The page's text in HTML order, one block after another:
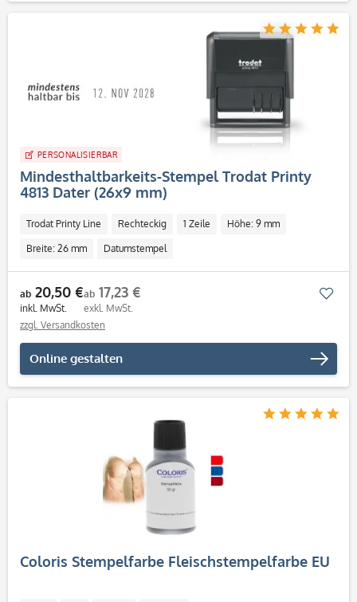
PERSONALISIERBAR
Mindesthaltbarkeits-Stempel Trodat Printy
4813 Dater (26x9 mm)
Trodat Printy Line Rechteckig 1 Zeile Höhe: 9 mm
Breite: 26 mm Datumstempel
ab 20,50 €
inkl. MwSt.
ab 17,23 €
exkl. MwSt.
zzgl. Versandkosten
Online gestalten
Coloris Stempelfarbe Fleischstempelfarbe EU